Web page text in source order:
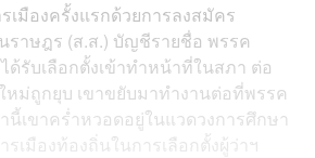
เมืองครั้งแรกด้วยการลงสมัคร
าษฎร (ส.ส.) บัญชีรายชื่อ พรรค
ด้รับเลือกตั้งเข้าทำหน้าที่ในสภา ต่อ
ม่ถูกยุบ เขาขยับมาทำงานต่อที่พรรค
นี้เขาคร่ำหวอดอยู่ในแวดวงการศึกษา
เมืองท้องถิ่นในการเลือกตั้งผู้ว่าฯ